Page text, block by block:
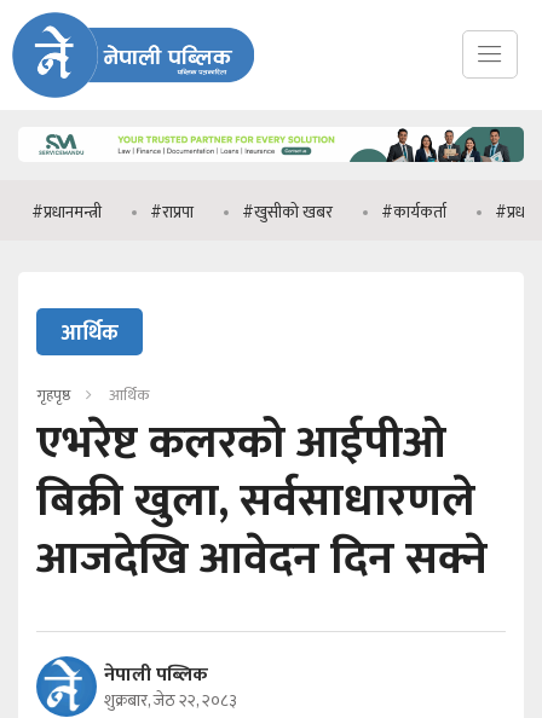
#राप्रपा #खुसीको खबर #कार्यकर्ता #प्रधानमन्त्री
आर्थिक
गृहपृष्ठ आर्थिक
एभरेष्ट कलरको आईपीओ
बिक्री खुला, सर्वसाधारणले
आजदेखि आवेदन दिन सक्ने
नेपाली पब्लिक
शुक्रबार, जेठ २२, २०८३